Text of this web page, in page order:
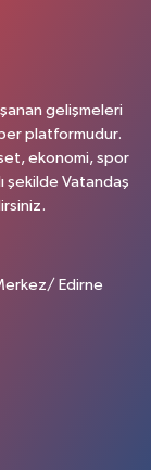
gelişmeleri
platformudur.
ekonomi, spor
şekilde Vatandaş
Edirne